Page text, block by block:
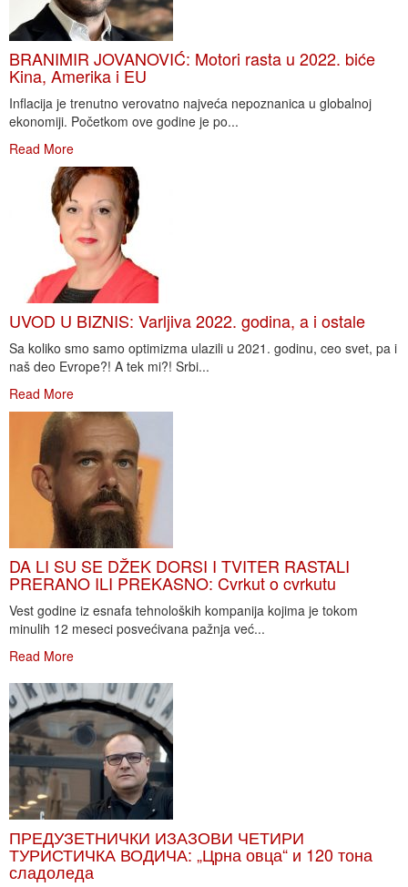
BRANIMIR JOVANOVIĆ: Motori rasta u 2022. biće
Kina, Amerika i EU
Inflacija je trenutno verovatno najveća nepoznanica u globalnoj
ekonomiji. Početkom ove godine je po...
Read More
UVOD U BIZNIS: Varljiva 2022. godina, a i ostale
Sa koliko smo samo optimizma ulazili u 2021. godinu, ceo svet, pa i
naš deo Evrope?! A tek mi?! Srbi...
Read More
DA LI SU SE DŽEK DORSI I TVITER RASTALI
PRERANO ILI PREKASNO: Cvrkut o cvrkutu
Vest godine iz esnafa tehnoloških kompanija kojima je tokom
minulih 12 meseci posvećivana pažnja već...
Read More
ПРЕДУЗЕТНИЧКИ ИЗАЗОВИ ЧЕТИРИ
ТУРИСТИЧКА ВОДИЧА: „Црна овца“ и 120 тона
сладоледа